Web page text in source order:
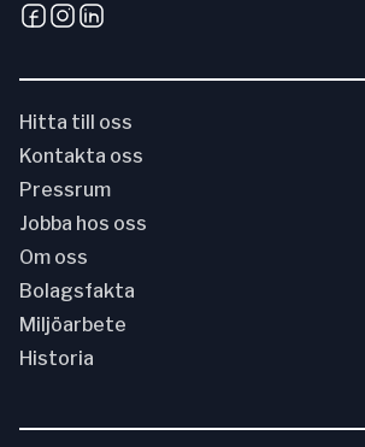
Hitta till oss
Kontakta oss
Pressrum
Jobba hos oss
Om oss
Bolagsfakta
Miljöarbete
Historia